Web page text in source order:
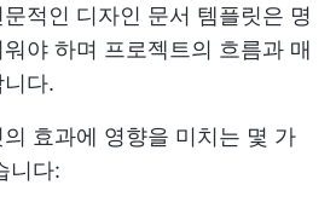
적인 디자인 문서 템플릿은 명
야 하며 프로젝트의 흐름과 매
다.
효과에 영향을 미치는 몇 가
니다: